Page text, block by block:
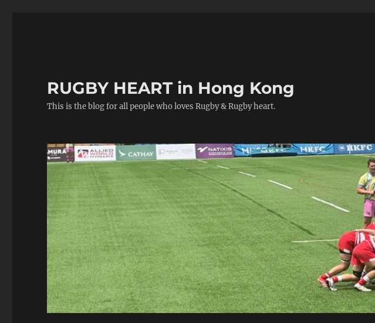
RUGBY HEART in Hong Kong
This is the blog for all people who loves Rugby & Rugby heart.